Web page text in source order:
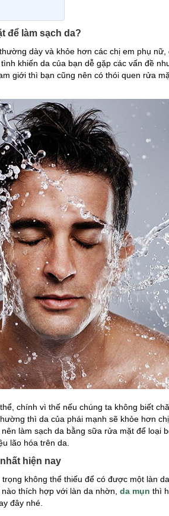
để làm sạch da?
dày và khỏe hơn các chị em phụ
tình khiến da của bạn dễ gặp các vấn đề
giới thì bạn cũng nên có thói quen rửa
chính vì thế nếu chúng ta không biết
thì da của phái mạnh sẽ khỏe hơn
làm sạch da bằng sữa rửa mặt để loại
lão hóa trên da.
hiện nay
không thể thiếu để có được một làn
thích hợp với làn da nhờn,da mụn thì
đây nhé.